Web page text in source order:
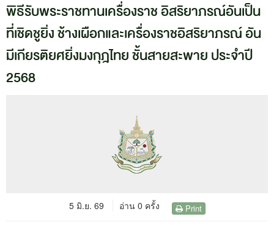
พิธีรับพระราชทานเครื่องราช อิสริยาภรณ์อันเป็น
ที่เชิดชูยิ่ง ช้างเผือกและเครื่องราชอิสริยาภรณ์ อัน
มีเกียรติยศยิ่งมงกุฎไทย ชั้นสายสะพาย ประจำปี
2568
5 มิ.ย. 69 อ่าน 0 ครั้ง Print